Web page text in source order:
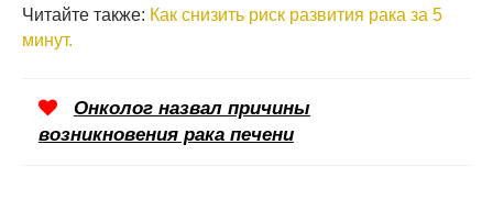
Читайте также: Как снизить риск развития рака за 5
минут.
Онколог назвал причины
возникновения рака печени